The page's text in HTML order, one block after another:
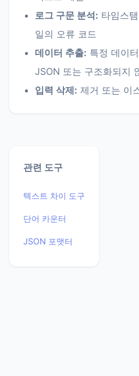
로그 구문 분석: 타임스
일의 오류 코드
데이터 추출: 특정 데이
JSON 또는 구조화되지
입력 삭제: 제거 또는 이
관련 도구
텍스트 차이 도구
단어 카운터
JSON 포맷터